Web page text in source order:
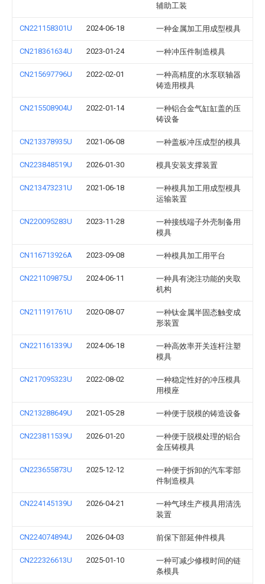
辅助工装
CN221158301U 2024-06-18 一种金属加工用成型模具
CN218361634U 2023-01-24 一种冲压件制造模具
CN215697796U 2022-02-01
一种高精度的水泵联轴器
铸造用模具
CN215508904U 2022-01-14
一种铝合金气缸缸盖的压
铸设备
CN213378935U 2021-06-08 一种盖板冲压成型的模具
CN223848519U 2026-01-30 模具安装支撑装置
CN213473231U 2021-06-18
一种模具加工用成型模具
运输装置
CN220095283U 2023-11-28
一种接线端子外壳制备用
模具
CN116713926A 2023-09-08 一种模具加工用平台
CN221109875U 2024-06-11
一种具有浇注功能的夹取
机构
CN211191761U 2020-08-07
一种钛金属半固态触变成
形装置
CN221161339U 2024-06-18
一种高效率开关连杆注塑
模具
CN217095323U 2022-08-02
一种稳定性好的冲压模具
用模座
CN213288649U 2021-05-28 一种便于脱模的铸造设备
CN223811539U 2026-01-20
一种便于脱模处理的铝合
金压铸模具
CN223655873U 2025-12-12
一种便于拆卸的汽车零部
件制造模具
CN224145139U 2026-04-21
一种气球生产模具用清洗
装置
CN224074894U 2026-04-03 前保下部延伸件模具
CN222326613U 2025-01-10
一种可减少修模时间的链
条模具